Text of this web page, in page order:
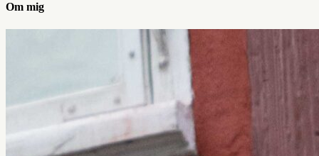
Om mig